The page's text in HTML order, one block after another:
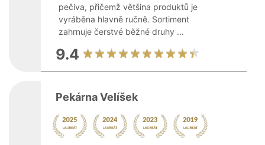
pečiva, přičemž většina produktů je
vyráběna hlavně ručně. Sortiment
zahrnuje čerstvé běžné druhy ...
9.4
Pekárna Velíšek